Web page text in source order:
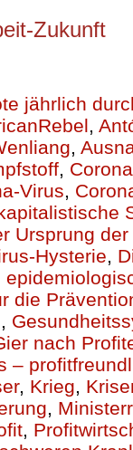
Zukunft
jährlich
,
,
,
Virus,
Ursprung
Hysterie,
die
,
nach
–
, Krieg,
,
,